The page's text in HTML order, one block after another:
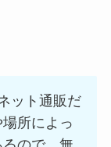
ット通販だ
所によっ